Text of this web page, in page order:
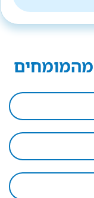
מהמומחים